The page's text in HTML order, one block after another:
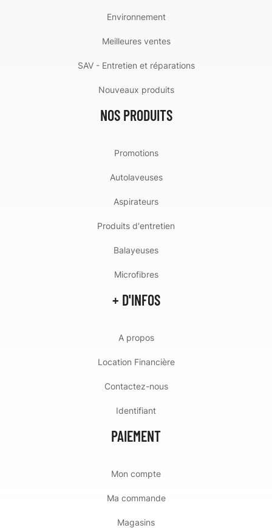
Environnement
Meilleures ventes
SAV - Entretien et réparations
Nouveaux produits
NOS PRODUITS
Promotions
Autolaveuses
Aspirateurs
Produits d'entretien
Balayeuses
Microfibres
+ D'INFOS
A propos
Location Financière
Contactez-nous
Identifiant
PAIEMENT
Mon compte
Ma commande
Magasins